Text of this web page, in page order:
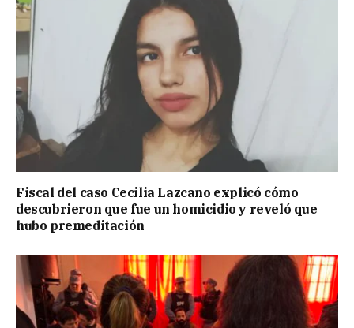
Fiscal del caso Cecilia Lazcano explicó cómo
descubrieron que fue un homicidio y reveló que
hubo premeditación